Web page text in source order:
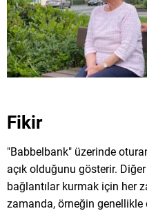
Fikir
"Babbelbank" üzerinde
açık olduğunu gösterir.
bağlantılar kurmak için her
zamanda, örneğin genellikle